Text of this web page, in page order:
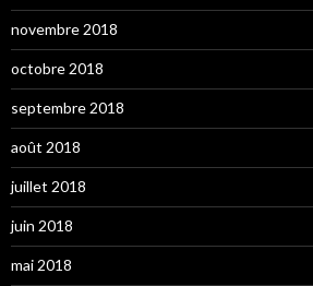
novembre 2018
octobre 2018
septembre 2018
août 2018
juillet 2018
juin 2018
mai 2018